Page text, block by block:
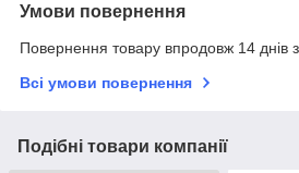
Умови повернення
Повернення товару впродовж 14 днів
Всі умови повернення
Подібні товари компанії